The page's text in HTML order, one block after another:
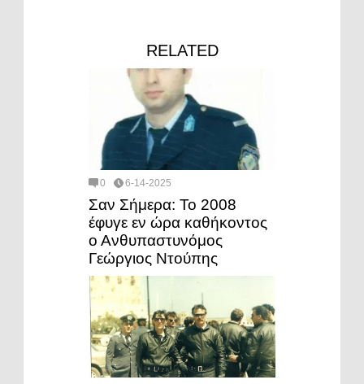
RELATED
0 6-14-2025
Σαν Σήμερα: Το 2008
έφυγε εν ώρα καθήκοντος
ο Ανθυπαστυνόμος
Γεώργιος Ντούπης